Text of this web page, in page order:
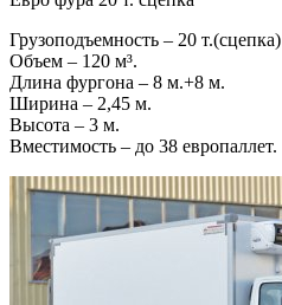
Грузоподъемность – 20 т.(сцепка)
Объем – 120 м³.
Длина фургона – 8 м.+8 м.
Ширина – 2,45 м.
Высота – 3 м.
Вместимость – до 38 европаллет.